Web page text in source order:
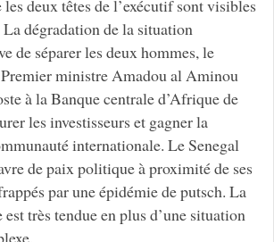
deux têtes de l’exécutif sont visibles
dégradation de la situation
de séparer les deux hommes, le
ministre Amadou al Aminou
à la Banque centrale d’Afrique de
les investisseurs et gagner la
internationale. Le Senegal
de paix politique à proximité de ses
par une épidémie de putsch. La
très tendue en plus d’une situation